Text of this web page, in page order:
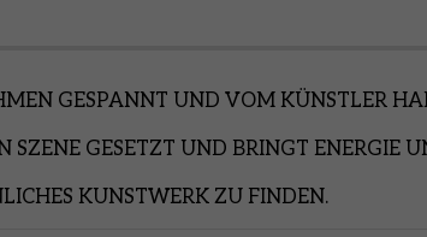
GESPANNT UND VOM KÜNSTLER
GESETZT UND BRINGT ENERGIE
KUNSTWERK ZU FINDEN.